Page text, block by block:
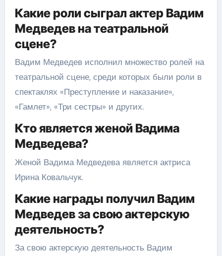
Какие роли сыграл актер Вадим
Медведев на театральной
сцене?
Вадим Медведев исполнил множество ролей на
театральной сцене, среди которых были роли в
спектаклях «Преступление и наказание»,
«Гамлет», «Три сестры» и других.
Кто является женой Вадима
Медведева?
Женой Вадима Медведева является актриса
Ирина Ковальчук.
Какие награды получил Вадим
Медведев за свою актерскую
деятельность?
За свою актерскую деятельность Вадим